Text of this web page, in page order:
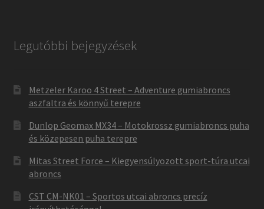
Legutóbbi bejegyzések
Metzeler Karoo 4 Street – Adventure gumiabroncs
aszfaltra és könnyű terepre
Dunlop Geomax MX34 – Motokrossz gumiabroncs puha
és közepesen puha terepre
Mitas Street Force – Kiegyensúlyozott sport-túra utcai
abroncs
CST CM-NK01 – Sportos utcai abroncs precíz